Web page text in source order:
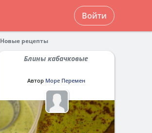
Войти
Новые рецепты
Блины кабачковые
Автор Море Перемен